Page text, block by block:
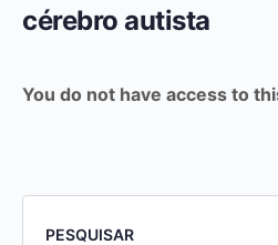
cérebro autista
You do not have access to
PESQUISAR